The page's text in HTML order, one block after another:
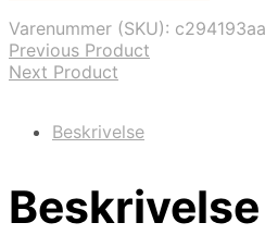
Varenummer (SKU):
Previous Product
Next Product
Beskrivelse
Beskrivelse